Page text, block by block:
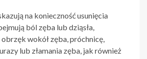
na konieczność usunięcia
ból zęba lub dziąsła,
wokół zęba, próchnicę,
lub złamania zęba, jak również